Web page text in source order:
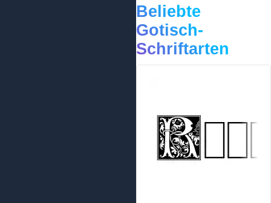
Beliebte
Gotisch-
Schriftarten